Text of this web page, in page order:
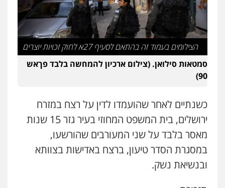
0526885006
עו"ד שלי גורביץ – לוי
משפט פלילי פשיעה חמורה מעצרים
וחקירות צבאי תעבורה
0544218336
פלילי דיני תעבורה מעצרים וחקירות
0505078733
עו"ד קארין לגטיוי
הצילומים בעמוד זה בהתאם לסעיף 27א לחוק זכויות יוצרים
סמטאות סילואן. (צילום ארכיון להמחשה בלבד פךאש
90)
כשנתיים לאחר שהועמדו לדין על רצח במזרח
ירושלים, בית המשפט המחוזי בעיר גזר 15 שנות
מאסר בלבד על שני המעורבים שהורשעו,
במסגרת הסדר טיעון, ברצח באדישות בצוותא
ובנשיאת נשק.